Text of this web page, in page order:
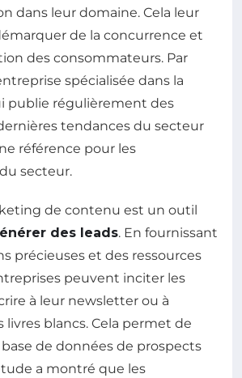
dans leur domaine. Cela leur
de la concurrence et
des consommateurs. Par
spécialisée dans la
publie régulièrement des
tendances du secteur
référence pour les
secteur.
de contenu est un outil
des leads. En fournissant
précieuses et des ressources
peuvent inciter les
à leur newsletter ou à
livres blancs. Cela permet de
de données de prospects
a montré que les